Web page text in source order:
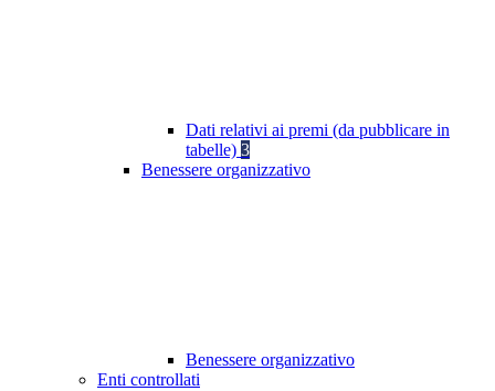
Dati relativi ai premi (da pubblicare in
tabelle) 3
Benessere organizzativo
Benessere organizzativo
Enti controllati